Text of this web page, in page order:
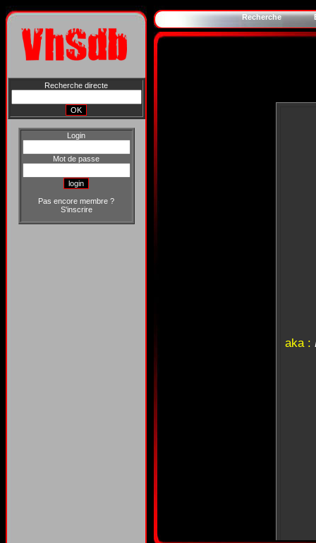
Recherche directe
Login
Mot de passe
Pas encore membre ?
S'inscrire
Recherche
aka :